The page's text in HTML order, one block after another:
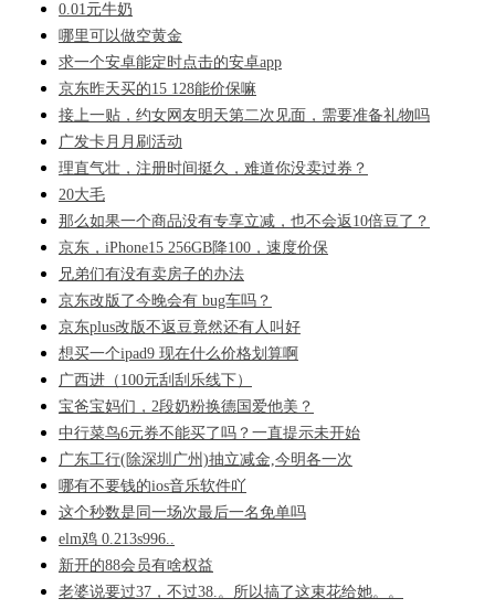
0.01元牛奶
哪里可以做空黄金
求一个安卓能定时点击的安卓app
京东昨天买的15 128能价保嘛
接上一贴，约女网友明天第二次见面，需要准备礼物吗
广发卡月月刷活动
理直气壮，注册时间挺久，难道你没卖过券？
20大毛
那么如果一个商品没有专享立减，也不会返10倍豆了？
京东，iPhone15 256GB降100，速度价保
兄弟们有没有卖房子的办法
京东改版了今晚会有 bug车吗？
京东plus改版不返豆竟然还有人叫好
想买一个ipad9 现在什么价格划算啊
广西进（100元刮刮乐线下）
宝爸宝妈们，2段奶粉换德国爱他美？
中行菜鸟6元券不能买了吗？一直提示未开始
广东工行(除深圳广州)抽立减金,今明各一次
哪有不要钱的ios音乐软件吖
这个秒数是同一场次最后一名免单吗
elm鸡 0.213s996..
新开的88会员有啥权益
老婆说要过37，不过38.。所以搞了这束花给她。。